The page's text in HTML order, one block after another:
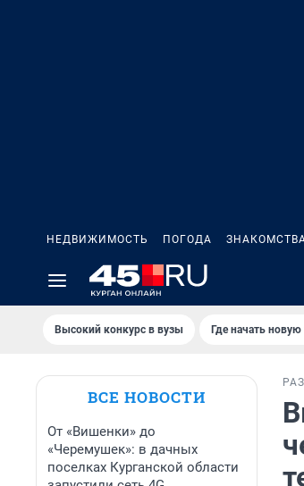
НЕДВИЖИМОСТЬ ПОГОДА
Высокий конкурс в вузы Где начать
ВСЕ НОВОСТИ
От «Вишенки» до
«Черемушек»: в дачных
поселках Курганской области